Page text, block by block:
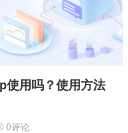
使用吗？使用方法
0评论